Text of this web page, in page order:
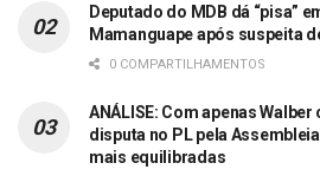
Deputado do MDB dá “pisa”
Mamanguape após suspeita
0 COMPARTILHAMENTOS
ANÁLISE: Com apenas
disputa no PL pela
mais equilibradas